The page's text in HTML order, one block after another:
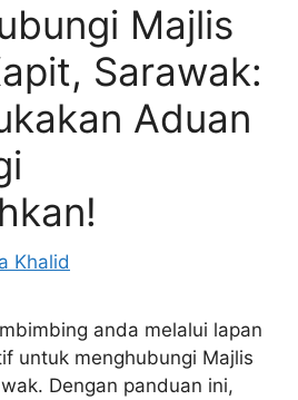
Majlis
Sarawak:
Aduan
Khalid
anda melalui lapan
untuk menghubungi Majlis
Dengan panduan ini,